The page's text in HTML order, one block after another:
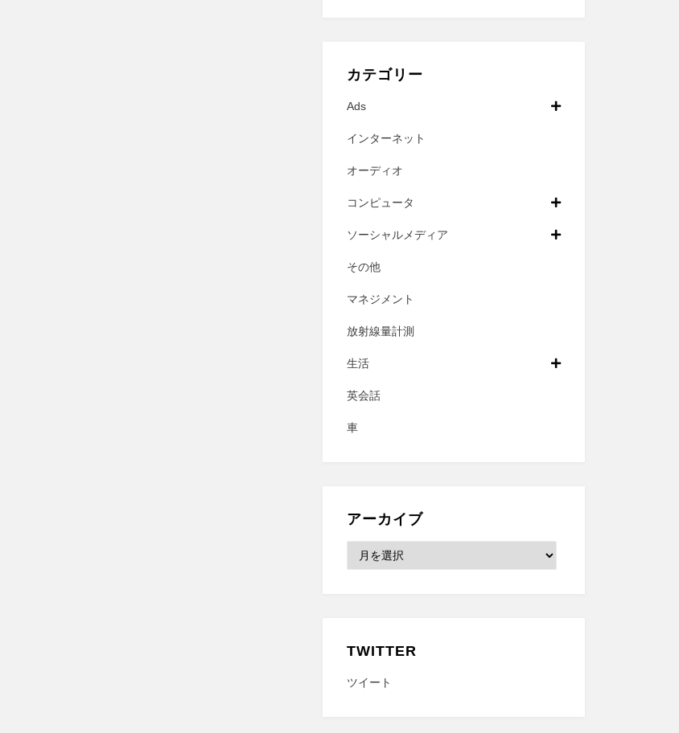
カテゴリー
Ads
インターネット
オーディオ
コンピュータ
ソーシャルメディア
その他
マネジメント
放射線量計測
生活
英会話
車
アーカイブ
ー
TWITTER
ツイート